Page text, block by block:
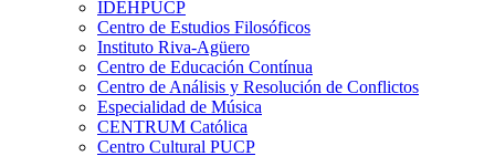
IDEHPUCP
Centro de Estudios Filosóficos
Instituto Riva-Agüero
Centro de Educación Contínua
Centro de Análisis y Resolución de Conflictos
Especialidad de Música
CENTRUM Católica
Centro Cultural PUCP